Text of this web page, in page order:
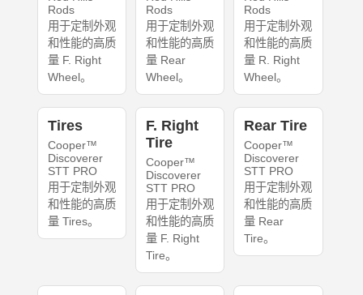
Rods
用于定制外观
和性能的高质
量 F. Right
Wheel。
Rods
用于定制外观
和性能的高质
量 Rear
Wheel。
Rods
用于定制外观
和性能的高质
量 R. Right
Wheel。
Tires
Cooper™
Discoverer
STT PRO
用于定制外观
和性能的高质
量 Tires。
F. Right
Tire
Cooper™
Discoverer
STT PRO
用于定制外观
和性能的高质
量 F. Right
Tire。
Rear Tire
Cooper™
Discoverer
STT PRO
用于定制外观
和性能的高质
量 Rear
Tire。